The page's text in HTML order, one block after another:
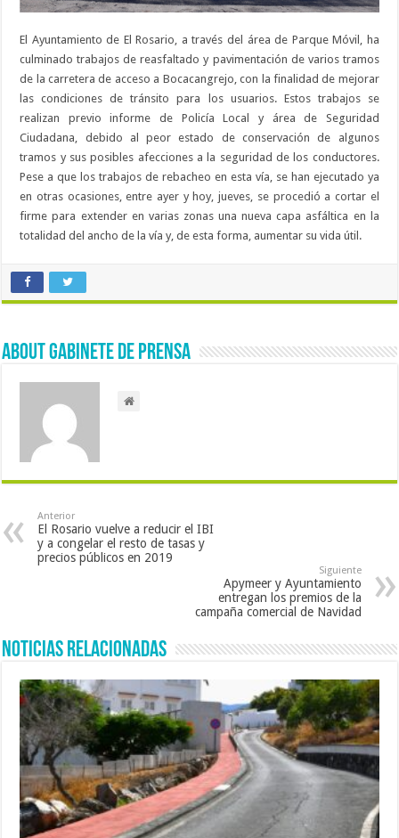
El Ayuntamiento de El Rosario, a través del área de Parque Móvil, ha
culminado trabajos de reasfaltado y pavimentación de varios tramos
de la carretera de acceso a Bocacangrejo, con la finalidad de mejorar
las condiciones de tránsito para los usuarios. Estos trabajos se
realizan previo informe de Policía Local y área de Seguridad
Ciudadana, debido al peor estado de conservación de algunos
tramos y sus posibles afecciones a la seguridad de los conductores.
Pese a que los trabajos de rebacheo en esta vía, se han ejecutado ya
en otras ocasiones, entre ayer y hoy, jueves, se procedió a cortar el
firme para extender en varias zonas una nueva capa asfáltica en la
totalidad del ancho de la vía y, de esta forma, aumentar su vida útil.
About Gabinete de Prensa
Anterior
El Rosario vuelve a reducir el IBI
y a congelar el resto de tasas y
precios públicos en 2019
Siguiente
Apymeer y Ayuntamiento
entregan los premios de la
campaña comercial de Navidad
Noticias Relacionadas